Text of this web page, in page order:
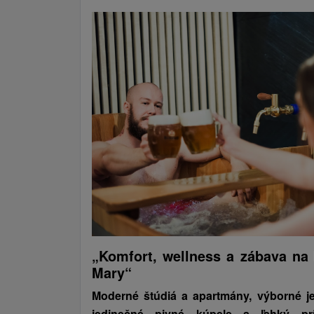
„Komfort, wellness a zábava
Mary“
Moderné štúdiá a apartmány, výborné